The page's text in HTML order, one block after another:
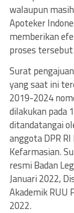
walaupun
Apoteker
memberikan
proses
Surat
yang saat ini
2019-2024
dilakukan pada
ditandatangai
anggota DPR
Kefarmasian.
resmi Badan
Januari 2022,
Akademik RUU
2022.